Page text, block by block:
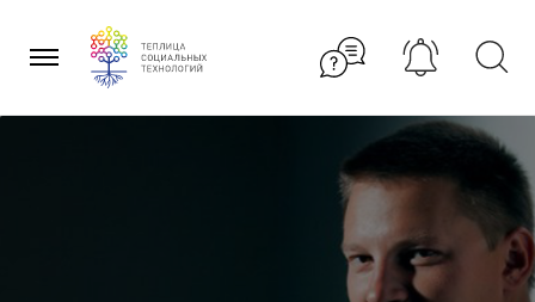
содержанию